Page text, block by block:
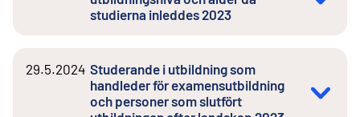
studierna inleddes 2023
29.5.2024 Studerande i utbildning som
handleder för examensutbildning
och personer som slutfört